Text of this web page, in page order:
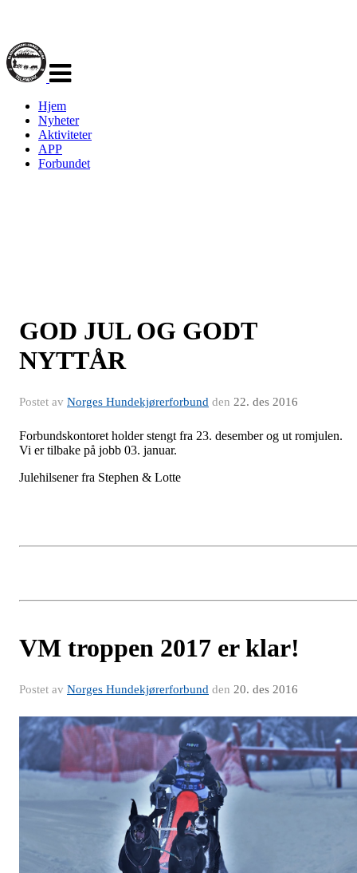
navigasjon
Hjem
Nyheter
Aktiviteter
APP
Forbundet
GOD JUL OG GODT
NYTTÅR
Postet av Norges Hundekjørerforbund den 22. des 2016
Forbundskontoret holder stengt fra 23. desember og ut romjulen.
Vi er tilbake på jobb 03. januar.
Julehilsener fra Stephen & Lotte
VM troppen 2017 er klar!
Postet av Norges Hundekjørerforbund den 20. des 2016